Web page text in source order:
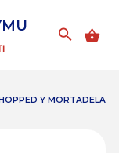
Y MORTADELA